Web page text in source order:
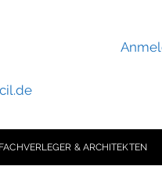
FACHVERLEGER & ARCHITEKTEN